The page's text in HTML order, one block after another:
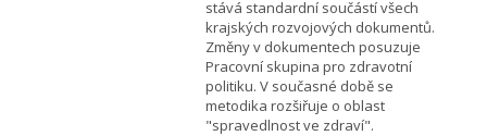
stává standardní součástí všech
krajských rozvojových dokumentů.
Změny v dokumentech posuzuje
Pracovní skupina pro zdravotní
politiku. V současné době se
metodika rozšiřuje o oblast
"spravedlnost ve zdraví".